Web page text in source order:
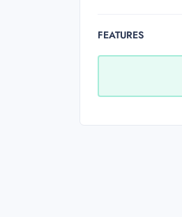
FEATURES